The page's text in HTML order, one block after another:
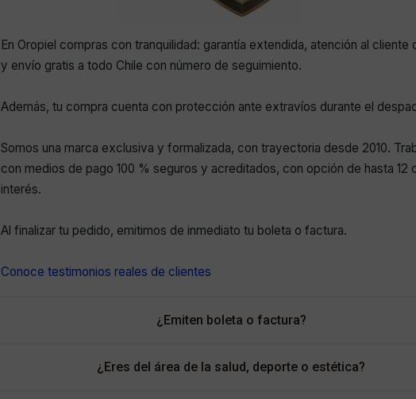
En Oropiel compras con tranquilidad: garantía extendida, atención al cliente
y envío gratis a todo Chile con número de seguimiento.
Además, tu compra cuenta con protección ante extravíos durante el
Somos una marca exclusiva y formalizada, con trayectoria desde 2010.
con medios de pago 100 % seguros y acreditados, con opción de hasta 12
interés.
Al finalizar tu pedido, emitimos de inmediato tu boleta o factura.
Conoce testimonios reales de clientes
¿Emiten boleta o factura?
¿Eres del área de la salud, deporte o estética?